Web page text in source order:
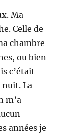
Ma
Celle de
chambre
ou bien
c’était
nuit. La
m’a
années je